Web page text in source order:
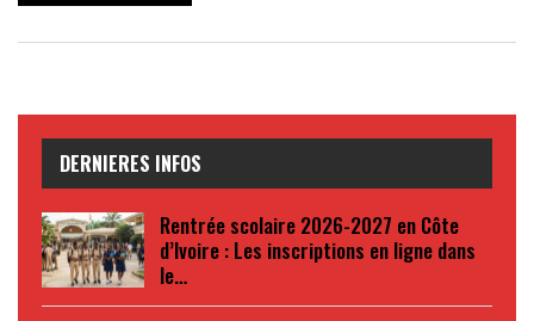
DERNIERES INFOS
Rentrée scolaire 2026-2027 en Côte
d’Ivoire : Les inscriptions en ligne dans
le…